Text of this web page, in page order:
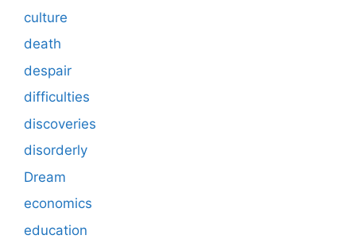
culture
death
despair
difficulties
discoveries
disorderly
Dream
economics
education